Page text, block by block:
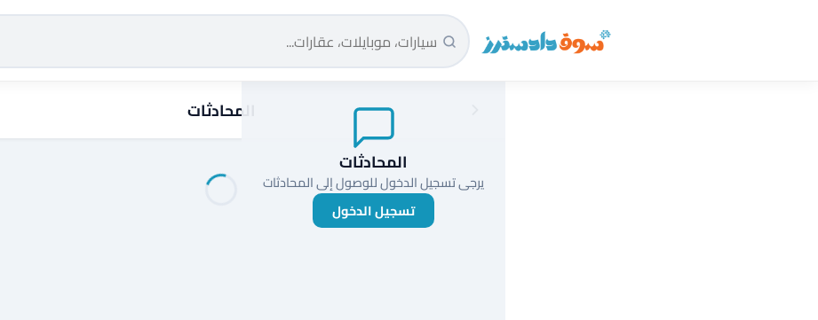
سوق دادسترز الرئيسية
المحادثات
يرجى تسجيل الدخول للوصول إلى المحادثات
تسجيل الدخول
المحادثات